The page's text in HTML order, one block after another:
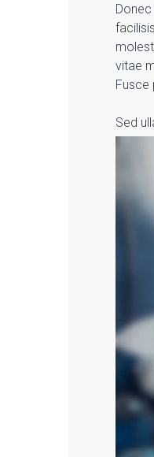
vitae
Fusce
Sed